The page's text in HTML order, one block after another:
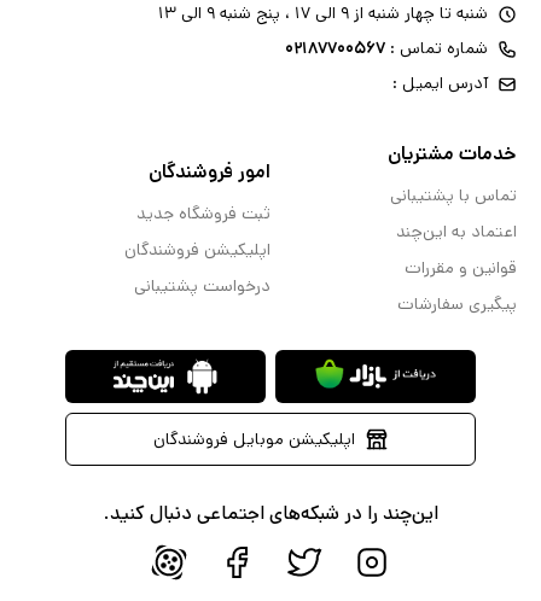
شنبه تا چهار شنبه از ۹ الی ۱۷ ، پنج شنبه ۹ الی ۱۳
شماره تماس : ۰۲۱۸۷۷۰۰۵۶۷
آدرس ایمیل :
خدمات مشتریان
تماس با پشتیبانی
اعتماد به این‌چند
قوانین و مقررات
پیگیری سفارشات
امور فروشندگان
ثبت فروشگاه جدید
اپلیکیشن فروشندگان
درخواست پشتیبانی
اپلیکیشن موبایل فروشندگان
این‌چند را در شبکه‌های اجتماعی دنبال کنید.